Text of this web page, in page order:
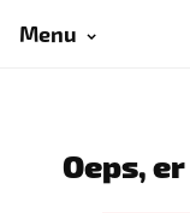
Menu
Oeps,